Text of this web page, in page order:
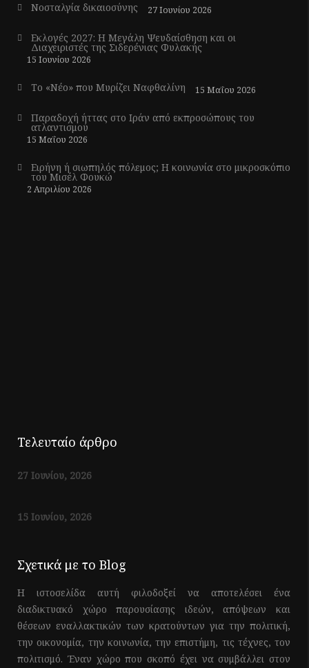
Νοσταλγία δικαιοσύνης 27 Ιουνίου 2026
Εκλογές 2027: Η Μεγάλη Ψευδαίσθηση και οι
Διαχειριστές της Σιδερένιας Φυλακής
15 Ιουνίου 2026
Το «Νέο» που Μυρίζει Ναφθαλίνη 15 Μαΐου 2026
Παραδοχή ήττας στο Ιράν από εκπροσώπους του
ατλαντισμού
15 Μαΐου 2026
Ειρήνη ή σιωπηλός πόλεμος; Η κοινωνία στο μικροσκόπιο
του Μισέλ Φουκώ
2 Απριλίου 2026
Τελευταίο άρθρο
27 Ιουνίου, 2026
15 Ιουνίου, 2026
Σχετικά με το Blog
Η ιστοσελίδα αυτή φιλοδοξεί να αποτελέσει ένα
διαδικτυακό χώρο παρουσίασης ιδεών, απόψεων και
θέσεων εναλλακτικών των κρατούντων για την πολιτική,
την οικονομία, την κοινωνία, την επιστήμη, τις τέχνες, τον
πολιτισμό. Έναν χώρο που σκοπό έχει να συμβάλλει στον